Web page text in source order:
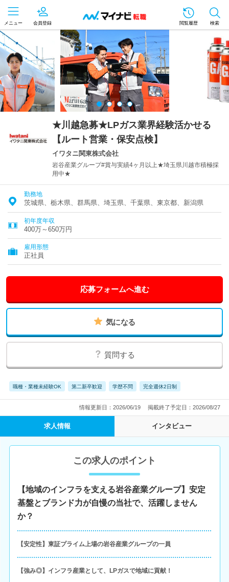
メニュー 会員登録 閲覧履歴 検索
★川越急募★LPガス業界経験活かせる
【ルート営業・保安点検】
イワタニ関東株式会社
岩谷産業グループ#賞与実績4ヶ月以上★埼玉県川越市積極採
用中★
勤務地
茨城県、栃木県、群馬県、埼玉県、千葉県、東京都、新潟県
初年度年収
400万～650万円
雇用形態
正社員
応募フォームへ進む
気になる
質問する
職種・業種未経験OK 第二新卒歓迎 学歴不問 完全週休2日制
情報更新日：2026/06/19 掲載終了予定日：2026/08/27
求人情報 インタビュー
この求人のポイント
【地域のインフラを支える岩谷産業グループ】安定
基盤とブランド力が自慢の当社で、活躍しません
か？
【安定性】東証プライム上場の岩谷産業グループの一員
【強み◎】インフラ産業として、LPガスで地域に貢献！